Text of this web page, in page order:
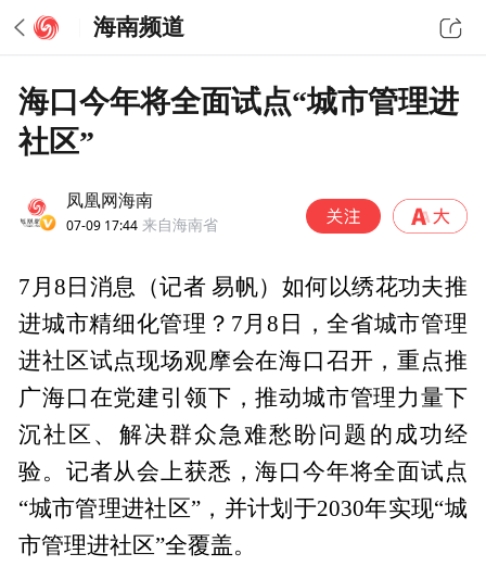
海南频道
海口今年将全面试点“城市管理进
社区”
凤凰网海南
07-09 17:44 来自海南省
7月8日消息（记者 易帆）如何以绣花功夫推
进城市精细化管理？7月8日，全省城市管理
进社区试点现场观摩会在海口召开，重点推
广海口在党建引领下，推动城市管理力量下
沉社区、解决群众急难愁盼问题的成功经
验。记者从会上获悉，海口今年将全面试点
“城市管理进社区”，并计划于2030年实现“城
市管理进社区”全覆盖。